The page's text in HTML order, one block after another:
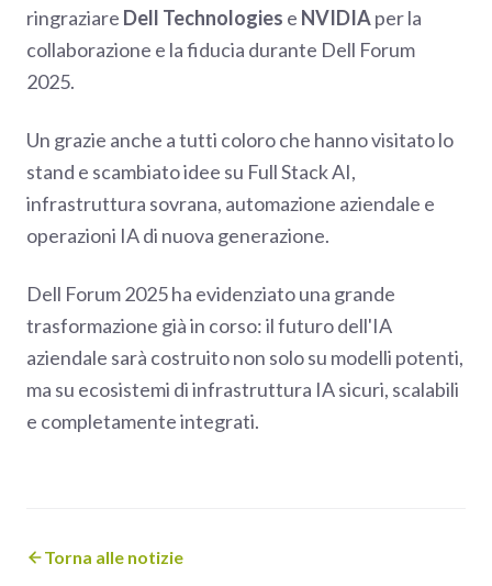
ringraziare Dell Technologies e NVIDIAper la
collaborazione e la fiducia durante Dell Forum
2025.
Un grazie anche a tutti coloro che hanno visitato lo
stand e scambiato idee su Full Stack AI,
infrastruttura sovrana, automazione aziendale e
operazioni IA di nuova generazione.
Dell Forum 2025 ha evidenziato una grande
trasformazione già in corso: il futuro dell'IA
aziendale sarà costruito non solo su modelli potenti,
ma su ecosistemi di infrastruttura IA sicuri, scalabili
e completamente integrati.
Torna alle notizie